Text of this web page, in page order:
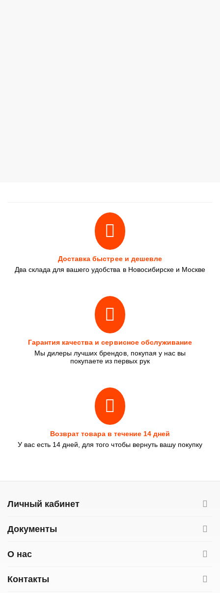
Доставка быстрее и дешевле
Два склада для вашего удобства в Новосибирске и Москве
Гарантия качества и сервисное обслуживание
Мы дилеры лучших брендов, покупая у нас вы
покупаете из первых рук
Возврат товара в течение 14 дней
У вас есть 14 дней, для того чтобы вернуть вашу покупку
Личный кабинет
Документы
О нас
Контакты